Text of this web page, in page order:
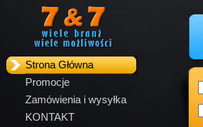
Strona Główna
Promocje
Zamówienia i wysyłka
KONTAKT